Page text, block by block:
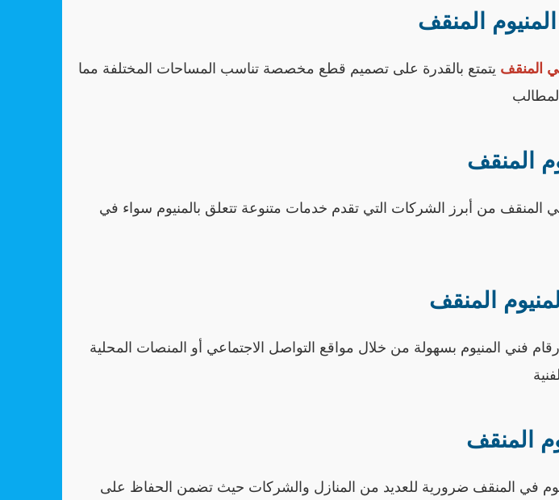
المنقف
المنقف يتمتع بالقدرة على تصميم قطع مخصصة تناسب المساحات المختلفة مما
المنقف
المنقف من أبرز الشركات التي تقدم خدمات متنوعة تتعلق بالمنيوم سواء في
المنقف
فني المنيوم بسهولة من خلال مواقع التواصل الاجتماعي أو المنصات المحلية
المنقف
في المنقف ضرورية للعديد من المنازل والشركات حيث تضمن الحفاظ على